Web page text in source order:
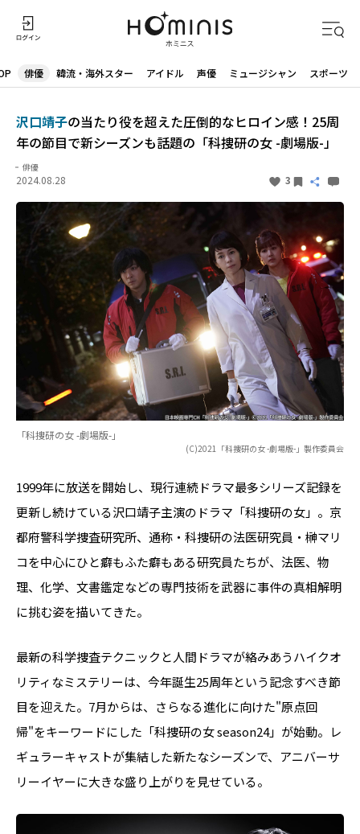
俳優 韓流・海外スター アイドル 声優 ミュージシャン スポーツ
沢口靖子の当たり役を超えた圧倒的なヒロイン感！25周
年の節目で新シーズンも話題の「科捜研の女 -劇場版-」
俳優
2024.08.28 3
「科捜研の女 -劇場版-」
(C)2021「科捜研の女 -劇場版-」製作委員会
1999年に放送を開始し、現行連続ドラマ最多シリーズ記録を
更新し続けている沢口靖子主演のドラマ「科捜研の女」。京
都府警科学捜査研究所、通称・科捜研の法医研究員・榊マリ
コを中心にひと癖もふた癖もある研究員たちが、法医、物
理、化学、文書鑑定などの専門技術を武器に事件の真相解明
に挑む姿を描いてきた。
最新の科学捜査テクニックと人間ドラマが絡みあうハイクオ
リティなミステリーは、今年誕生25周年という記念すべき節
目を迎えた。7月からは、さらなる進化に向けた"原点回
帰"をキーワードにした「科捜研の女 season24」が始動。レ
ギュラーキャストが集結した新たなシーズンで、アニバーサ
リーイヤーに大きな盛り上がりを見せている。